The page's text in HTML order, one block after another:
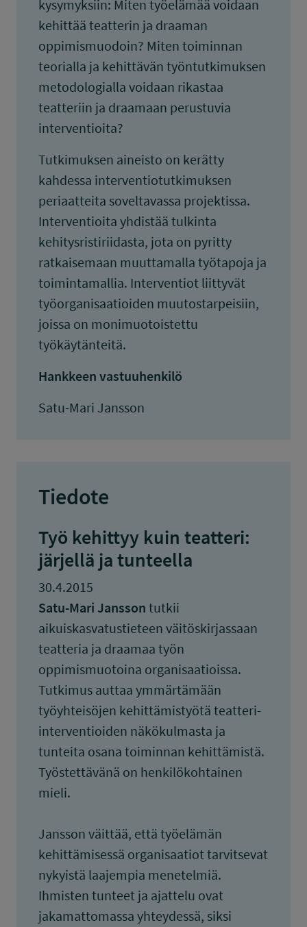
kysymyksiin: Miten työelämää voidaan
kehittää teatterin ja draaman
oppimismuodoin? Miten toiminnan
teorialla ja kehittävän työntutkimuksen
metodologialla voidaan rikastaa
teatteriin ja draamaan perustuvia
interventioita?
Tutkimuksen aineisto on kerätty
kahdessa interventiotutkimuksen
periaatteita soveltavassa projektissa.
Interventioita yhdistää tulkinta
kehitysristiriidasta, jota on pyritty
ratkaisemaan muuttamalla työtapoja ja
toimintamallia. Interventiot liittyvät
työorganisaatioiden muutostarpeisiin,
joissa on monimuotoistettu
työkäytänteitä.
Hankkeen vastuuhenkilö
Satu-Mari Jansson
Tiedote
Työ kehittyy kuin teatteri:
järjellä ja tunteella
30.4.2015
Satu-Mari Jansson tutkii
aikuiskasvatustieteen väitöskirjassaan
teatteria ja draamaa työn
oppimismuotoina organisaatioissa.
Tutkimus auttaa ymmärtämään
työyhteisöjen kehittämistyötä teatteri-
interventioiden näkökulmasta ja
tunteita osana toiminnan kehittämistä.
Työstettävänä on henkilökohtainen
mieli.
Jansson väittää, että työelämän
kehittämisessä organisaatiot tarvitsevat
nykyistä laajempia menetelmiä.
Ihmisten tunteet ja ajattelu ovat
jakamattomassa yhteydessä, siksi